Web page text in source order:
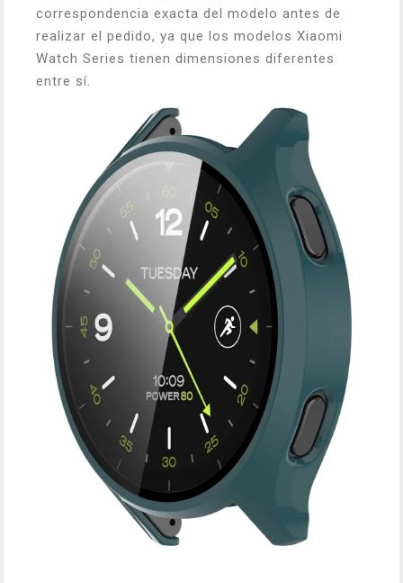
correspondencia exacta del modelo antes de
realizar el pedido, ya que los modelos Xiaomi
Watch Series tienen dimensiones diferentes
entre sí.